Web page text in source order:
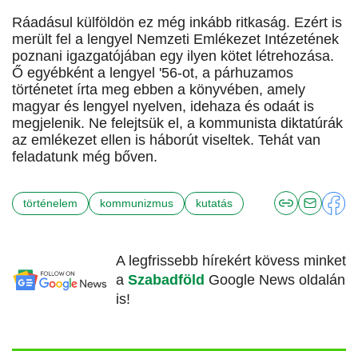
Ráadásul külföldön ez még inkább ritkaság. Ezért is
merült fel a lengyel Nemzeti Emlékezet Intézetének
poznani igazgatójában egy ilyen kötet létrehozása.
Ő egyébként a lengyel '56-ot, a párhuzamos
történetet írta meg ebben a könyvében, amely
magyar és lengyel nyelven, idehaza és odaát is
megjelenik. Ne felejtsük el, a kommunista diktatúrák
az emlékezet ellen is háborút viseltek. Tehát van
feladatunk még bőven.
történelem kommunizmus kutatás
A legfrissebb hírekért kövess minket
a Szabadföld Google News oldalán
is!